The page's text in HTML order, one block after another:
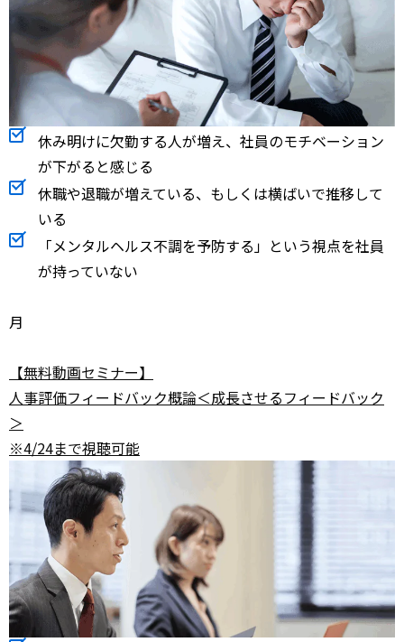
休み明けに欠勤する人が増え、社員のモチベーション
が下がると感じる
休職や退職が増えている、もしくは横ばいで推移して
いる
「メンタルヘルス不調を予防する」という視点を社員
が持っていない
月
【無料動画セミナー】
人事評価フィードバック概論＜成長させるフィードバック
＞
※4/24まで視聴可能